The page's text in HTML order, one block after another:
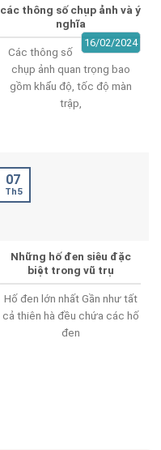
các thông số chụp ảnh và ý
nghĩa
16/02/2024
Các thông số
chụp ảnh quan trọng bao
gồm khẩu độ, tốc độ màn
trập,
Những hố đen siêu đặc
biệt trong vũ trụ
Hố đen lớn nhất Gần như tất
cả thiên hà đều chứa các hố
đen
07
Th5